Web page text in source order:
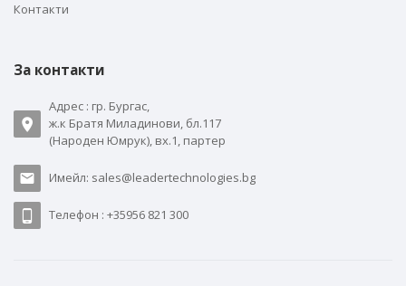
Контакти
За контакти
Адрес : гр. Бургас,
ж.к Братя Миладинови, бл.117
(Народен Юмрук), вх.1, партер
Имейл: sales@leadertechnologies.bg
Телефон : +35956 821 300